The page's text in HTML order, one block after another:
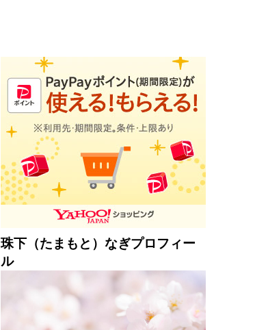
珠下（たまもと）なぎプロフィー
ル